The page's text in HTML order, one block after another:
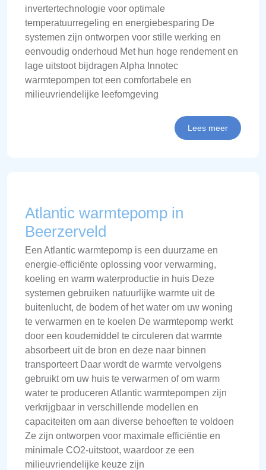
invertertechnologie voor optimale
temperatuurregeling en energiebesparing De
systemen zijn ontworpen voor stille werking en
eenvoudig onderhoud Met hun hoge rendement en
lage uitstoot bijdragen Alpha Innotec
warmtepompen tot een comfortabele en
milieuvriendelijke leefomgeving
Lees meer
Atlantic warmtepomp in
Beerzerveld
Een Atlantic warmtepomp is een duurzame en
energie-efficiënte oplossing voor verwarming,
koeling en warm waterproductie in huis Deze
systemen gebruiken natuurlijke warmte uit de
buitenlucht, de bodem of het water om uw woning
te verwarmen en te koelen De warmtepomp werkt
door een koudemiddel te circuleren dat warmte
absorbeert uit de bron en deze naar binnen
transporteert Daar wordt de warmte vervolgens
gebruikt om uw huis te verwarmen of om warm
water te produceren Atlantic warmtepompen zijn
verkrijgbaar in verschillende modellen en
capaciteiten om aan diverse behoeften te voldoen
Ze zijn ontworpen voor maximale efficiëntie en
minimale CO2-uitstoot, waardoor ze een
milieuvriendelijke keuze zijn